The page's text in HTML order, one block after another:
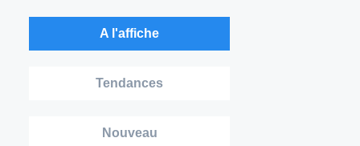
A l'affiche
Tendances
Nouveau